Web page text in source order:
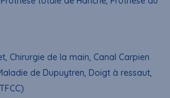
, Chirurgie de la main, Canal Carpien
de Dupuytren, Doigt à ressaut,